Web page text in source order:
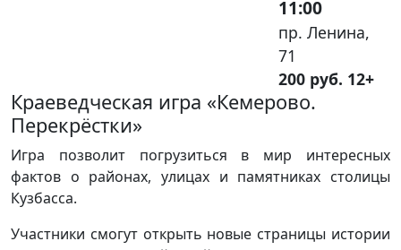
11:00
пр. Ленина,
71
200 руб. 12+
Краеведческая игра «Кемерово.
Перекрёстки»
Игра позволит погрузиться в мир интересных
фактов о районах, улицах и памятниках столицы
Кузбасса.
Участники смогут открыть новые страницы истории